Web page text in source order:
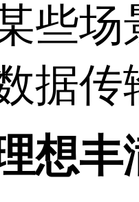
些场
据
丰满